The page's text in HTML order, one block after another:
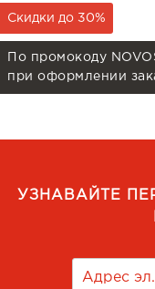
Скидки до 30%
По промокоду
при оформлении
УЗНАВАЙТЕ